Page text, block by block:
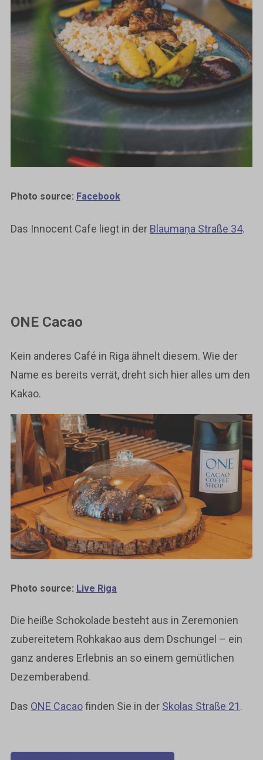
Photo source: Facebook
Das Innocent Cafe liegt in der Blaumaņa Straße 34.
ONE Cacao
Kein anderes Café in Riga ähnelt diesem. Wie der
Name es bereits verrät, dreht sich hier alles um den
Kakao.
Photo source: Live Riga
Die heiße Schokolade besteht aus in Zeremonien
zubereitetem Rohkakao aus dem Dschungel – ein
ganz anderes Erlebnis an so einem gemütlichen
Dezemberabend.
Das ONE Cacaofinden Sie in der Skolas Straße 21.